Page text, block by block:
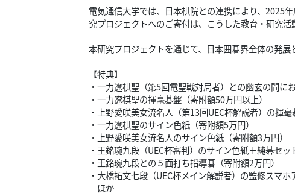
電気通信大学では、日本棋院との連携により、2025
究プロジェクトへのご寄付は、こうした教育・研究活
本研究プロジェクトを通じて、日本囲碁界全体の発展
【特典】
・一力遼棋聖（第5回電聖戦対局者）との幽玄の間に
・一力遼棋聖の揮毫碁盤（寄附額50万円以上）
・上野愛咲美女流名人（第13回UEC杯解説者）の揮毫
・一力遼棋聖のサイン色紙（寄附額5万円）
・上野愛咲美女流名人のサイン色紙（寄附額3万円）
・王銘琬九段（UEC杯審判）のサイン色紙＋純碁セッ
・王銘琬九段との５面打ち指導碁（寄附額2万円）
・大橋拓文七段（UEC杯メイン解説者）の監修スマ
ほか